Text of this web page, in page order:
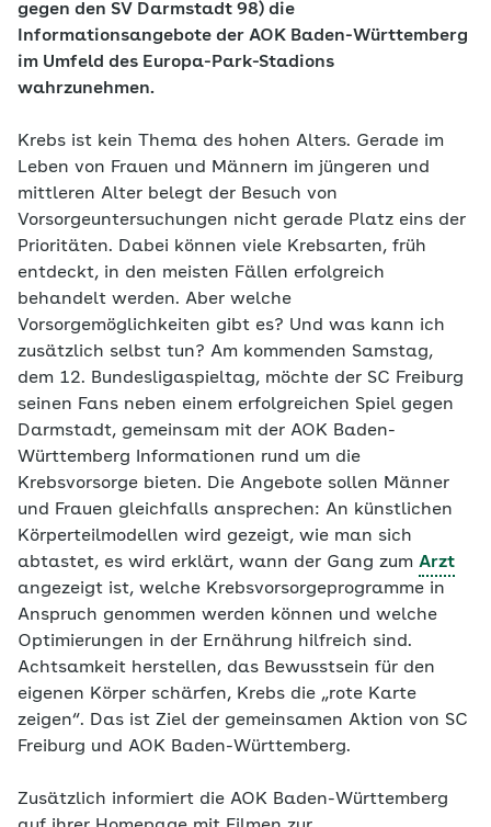
gegen den SV Darmstadt 98) die
Informationsangebote der AOK Baden-Württemberg
im Umfeld des Europa-Park-Stadions
wahrzunehmen.
Krebs ist kein Thema des hohen Alters. Gerade im
Leben von Frauen und Männern im jüngeren und
mittleren Alter belegt der Besuch von
Vorsorgeuntersuchungen nicht gerade Platz eins der
Prioritäten. Dabei können viele Krebsarten, früh
entdeckt, in den meisten Fällen erfolgreich
behandelt werden. Aber welche
Vorsorgemöglichkeiten gibt es? Und was kann ich
zusätzlich selbst tun? Am kommenden Samstag,
dem 12. Bundesligaspieltag, möchte der SC Freiburg
seinen Fans neben einem erfolgreichen Spiel gegen
Darmstadt, gemeinsam mit der AOK Baden-
Württemberg Informationen rund um die
Krebsvorsorge bieten. Die Angebote sollen Männer
und Frauen gleichfalls ansprechen: An künstlichen
Körperteilmodellen wird gezeigt, wie man sich
abtastet, es wird erklärt, wann der Gang zum Arzt
angezeigt ist, welche Krebsvorsorgeprogramme in
Anspruch genommen werden können und welche
Optimierungen in der Ernährung hilfreich sind.
Achtsamkeit herstellen, das Bewusstsein für den
eigenen Körper schärfen, Krebs die „rote Karte
zeigen“. Das ist Ziel der gemeinsamen Aktion von SC
Freiburg und AOK Baden-Württemberg.
Zusätzlich informiert die AOK Baden-Württemberg